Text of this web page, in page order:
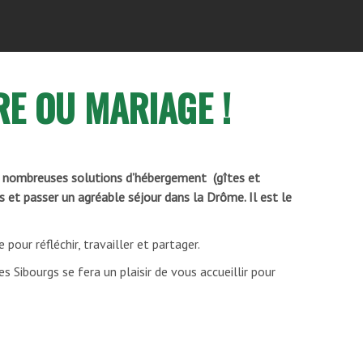
OU MARIAGE !
solutions d’hébergement (gîtes et
et passer un agréable séjour dans la Drôme. Il est le
pour réfléchir, travailler et partager.
Sibourgs se fera un plaisir de vous accueillir pour